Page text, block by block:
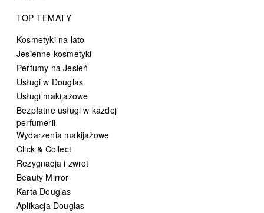
TOP TEMATY
Kosmetyki na lato
Jesienne kosmetyki
Perfumy na Jesień
Usługi w Douglas
Usługi makijażowe
Bezpłatne usługi w każdej
perfumerii
Wydarzenia makijażowe
Click & Collect
Rezygnacja i zwrot
Beauty Mirror
Karta Douglas
Aplikacja Douglas